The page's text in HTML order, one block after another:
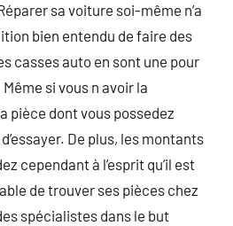
sa voiture soi-même n’a
bien entendu de faire des
casses auto en sont une pour
si vous n avoir la
pièce dont vous possedez
De plus, les montants
cependant à l’esprit qu’il est
de trouver ses pièces chez
spécialistes dans le but